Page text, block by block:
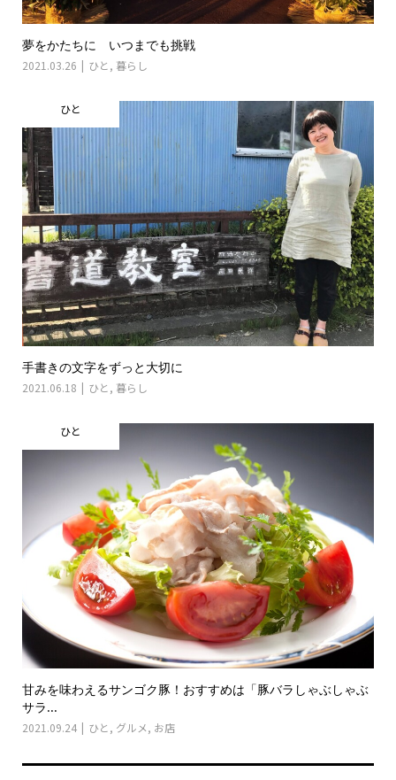
夢をかたちに いつまでも挑戦
2021.03.26 ひと , 暮らし
ひと
手書きの文字をずっと大切に
2021.06.18 ひと , 暮らし
ひと
甘みを味わえるサンゴク豚！おすすめは「豚バラしゃぶしゃぶ
サラ...
2021.09.24 ひと , グルメ, お店